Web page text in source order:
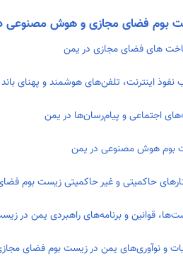
بوم فضای مجازی و هوش مصنوعی
های فضای مجازی در یمن
اینترنت، تلفن‌های هوشمند و پهنای
اجتماعی و پیام‌رسان‌ها در یمن
بوم هوش مصنوعی در یمن
حاکمیتی و غیر حاکمیتی زیست بوم
قوانین و برنامه‌های راهبردی یمن در
و نوآوری‌های یمن در زیست بوم فضای